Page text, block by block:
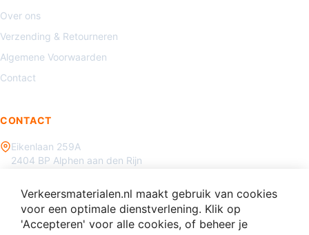
Over ons
Verzending & Retourneren
Algemene Voorwaarden
Contact
CONTACT
Eikenlaan 259A
2404 BP Alphen aan den Rijn
info@verkeersmaterialen.nl
Verkeersmaterialen.nl maakt gebruik van cookies
voor een optimale dienstverlening. Klik op
'Accepteren' voor alle cookies, of beheer je